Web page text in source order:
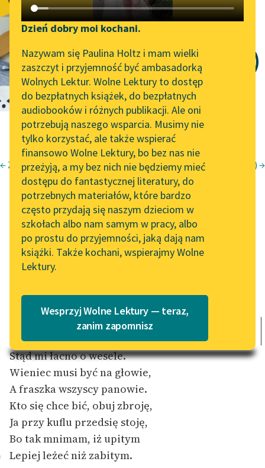
Katalog DAISY
Podkasty o książkach
Zgłoś brak utworu
Aktualności
Zapraszamy na spotkanie
online z tłumaczkami
literatury skandynawskiej
Spotkanie z Katarzyną
Tunkiel w Oslo
Wolne Lektury na 32.
Pol’and’Rock Festivalu
„Kochanek Lady
Chatterley” do słuchania
na Wolnych Lekturach
Nowy audiobook –
„Marzenie o Oriencie”
Lektury szkolne i klasyka
literatury do słuchania dla
uczennic i uczniów z
niepełnosprawnościami
E-kolekcja lektur
szkolnych i literatury do
słuchania dla uczennic i
uczniów z
Narzędzia
Mapa Wolnych Lektur
Leśmianator
Przewodnik dla piszących i
czytających
API
OAI-PMH
Widget Wolnych Lektur
Przypisy
Katalog w formacie PDF
Dzień dobry moi kochani.
Nazywam się Paulina Holtz i mam wielki
zaszczyt i przyjemność być ambasadorką
Wolnych Lektur. Wolne Lektury to dostęp
do bezpłatnych książek, do bezpłatnych
audiobooków i różnych publikacji. Ale oni
potrzebują naszego wsparcia. Musimy nie
tylko korzystać, ale także wspierać
finansowo Wolne Lektury, bo bez nas nie
przeżyją, a my bez nich nie będziemy mieć
dostępu do fantastycznej literatury, do
potrzebnych materiałów, które bardzo
często przydają się naszym dzieciom w
szkołach albo nam samym w pracy, albo
po prostu do przyjemności, jaką dają nam
książki. Także kochani, wspierajmy Wolne
Lektury.
Wesprzyj Wolne Lektury — teraz,
zanim zapomnisz
(Skoro w rękę
wezmę czaszę...)
Z greckiego (Samy do swej obory woły rozpuszczone...) →
← Z Anakreonta (Nie dbałem nigdy o złoto...)
Jan Kochanowski
Fraszki, Księgi trzecie
Z Anakreonta
Skoro w rękę wezmę czaszę,
Wnet ze łba troski wystraszę;
Więc iż mnimam, że mam wiele,
Stąd mi łacno o wesele.
Wieniec musi być na głowie,
A fraszka wszyscy panowie.
Kto się chce bić, obuj zbroję,
Ja przy kuflu przedsię stoję,
Bo tak mnimam, iż upitym
Lepiej leżeć niż zabitym.